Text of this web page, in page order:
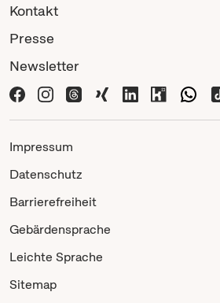
Kontakt
Presse
Newsletter
Impressum
Datenschutz
Barrierefreiheit
Gebärdensprache
Leichte Sprache
Sitemap